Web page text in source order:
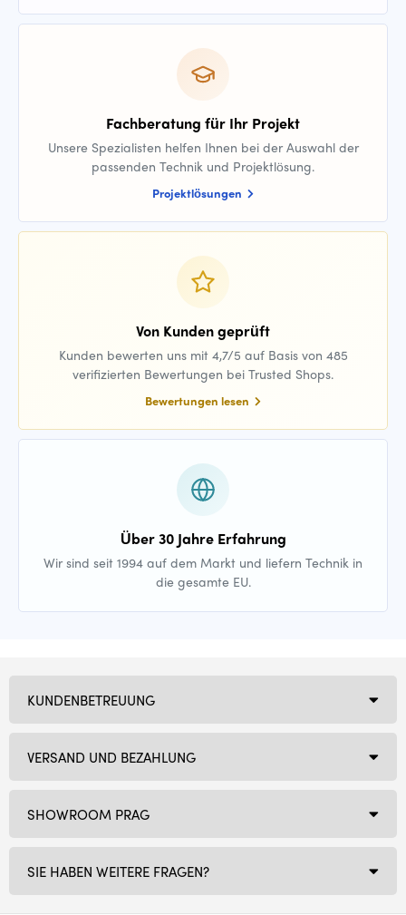
Fachberatung für Ihr Projekt
Unsere Spezialisten helfen Ihnen bei der Auswahl der
passenden Technik und Projektlösung.
Projektlösungen
Von Kunden geprüft
Kunden bewerten uns mit 4,7/5 auf Basis von 485
verifizierten Bewertungen bei Trusted Shops.
Bewertungen lesen
Über 30 Jahre Erfahrung
Wir sind seit 1994 auf dem Markt und liefern Technik in
die gesamte EU.
SHOWROOM PRAG
SIE HABEN WEITERE FRAGEN?
KUNDENBETREUUNG
VERSAND UND BEZAHLUNG